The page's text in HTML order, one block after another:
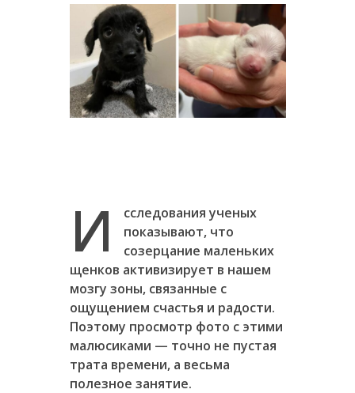
И
сследования ученых
показывают, что
созерцание маленьких
щенков активизирует в нашем
мозгу зоны, связанные с
ощущением счастья и радости.
Поэтому просмотр фото с этими
малюсиками — точно не пустая
трата времени, а весьма
полезное занятие.